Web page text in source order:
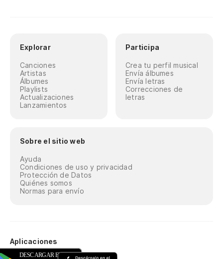
Explorar
Canciones
Artistas
Álbumes
Playlists
Actualizaciones
Lanzamientos
Participa
Crea tu perfil musical
Envía álbumes
Envía letras
Correcciones de
letras
Sobre el sitio web
Ayuda
Condiciones de uso y privacidad
Protección de Datos
Quiénes somos
Normas para envío
Aplicaciones